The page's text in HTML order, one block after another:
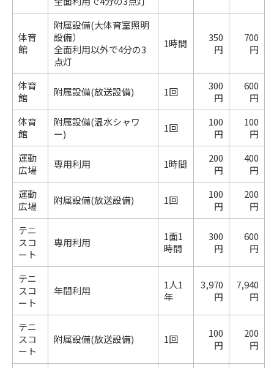
体育
館
附属設備(大体育室照明
設備）
全面利用以外で4分の3
点灯
1時間
350
円
700
円
体育
館
附属設備(放送設備) 1回
300
円
600
円
体育
館
附属設備(温水シャワ
ー)
1回
100
円
100
円
運動
広場
専用利用 1時間
200
円
400
円
運動
広場
附属設備(放送設備) 1回
100
円
200
円
テニ
スコ
ート
専用利用
1面1
時間
300
円
600
円
テニ
スコ
ート
年間利用
1人1
年
3,970
円
7,940
円
テニ
スコ
ート
附属設備(放送設備) 1回
100
円
200
円